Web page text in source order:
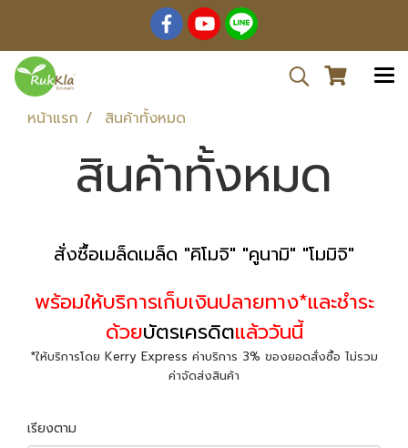
หน้าแรก สินค้าทั้งหมด
สินค้าทั้งหมด
สั่งซื้อเมล็ดเมล็ด "คิโมจิ" "คูนามิ" "โมมิจิ"
พร้อมให้บริการเก็บเงินปลายทาง*และชำระ
ด้วยบัตรเครดิตแล้ววันนี้
*ให้บริการโดย Kerry Express ค่าบริการ 3% ของยอดสั่งซื้อ ไม่รวม
ค่าจัดส่งสินค้า
เรียงตาม